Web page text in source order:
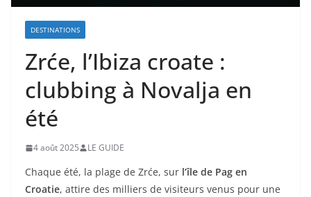
DESTINATIONS
Zrće, l’Ibiza croate :
clubbing à Novalja en
été
4 août 2025 LE GUIDE
Chaque été, la plage de Zrće, sur l’île de Pag en
Croatie, attire des milliers de visiteurs venus pour une